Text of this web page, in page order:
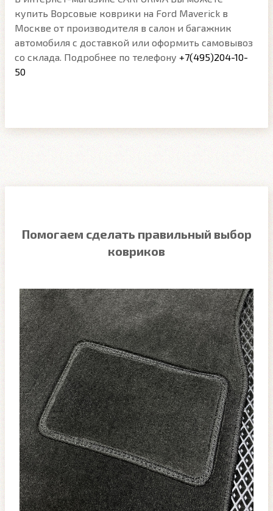
купить Ворсовые коврики на Ford Maverick в
Москве от производителя в салон и багажник
автомобиля с доставкой или оформить самовывоз
со склада. Подробнее по телефону +7(495)204-10-
50
Помогаем сделать правильный выбор
ковриков